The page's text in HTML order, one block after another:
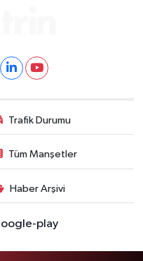
Trafik Durumu
Tüm Manşetler
Haber Arşivi